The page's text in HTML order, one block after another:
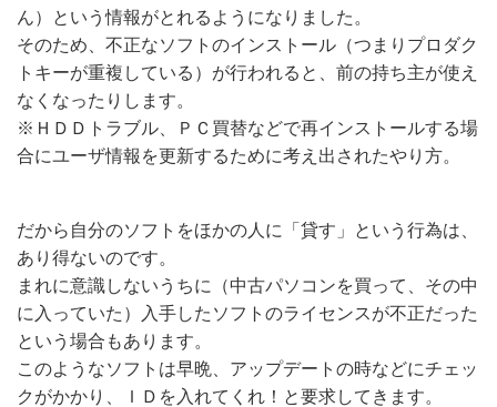
ん）という情報がとれるようになりました。
そのため、不正なソフトのインストール（つまりプロダク
トキーが重複している）が行われると、前の持ち主が使え
なくなったりします。
※ＨＤＤトラブル、ＰＣ買替などで再インストールする場
合にユーザ情報を更新するために考え出されたやり方。
だから自分のソフトをほかの人に「貸す」という行為は、
あり得ないのです。
まれに意識しないうちに（中古パソコンを買って、その中
に入っていた）入手したソフトのライセンスが不正だった
という場合もあります。
このようなソフトは早晩、アップデートの時などにチェッ
クがかかり、ＩＤを入れてくれ！と要求してきます。